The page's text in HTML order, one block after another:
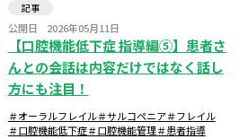
記事
公開日 2026年05月11日
【口腔機能低下症 指導編⑤】患者さ
んとの会話は内容だけではなく話し
方にも注目！
＃オーラルフレイル＃サルコペニア＃フレイル
＃口腔機能低下症＃口腔機能管理＃患者指導